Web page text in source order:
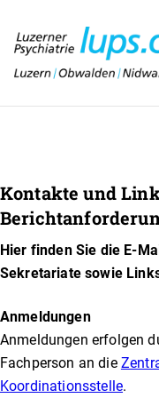
Kontakte und
Hier finden Sie die E-
Sekretariate sowie
Anmeldungen
Anmeldungen erfolgen
Fachperson an die
Koordinationsstelle.